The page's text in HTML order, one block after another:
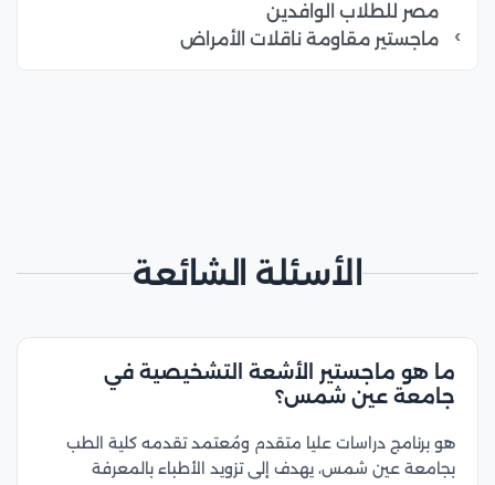
مصر للطلاب الوافدين
ماجستير مقاومة ناقلات الأمراض
الأسئلة الشائعة
ما هو ماجستير الأشعة التشخيصية في
جامعة عين شمس؟
هو برنامج دراسات عليا متقدم ومُعتمد تقدمه كلية الطب
بجامعة عين شمس، يهدف إلى تزويد الأطباء بالمعرفة